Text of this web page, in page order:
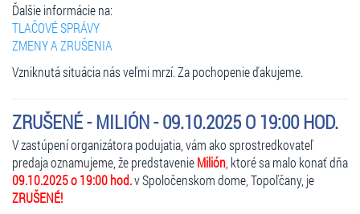
Ďalšie informácie na:
TLAČOVÉ SPRÁVY
ZMENY A ZRUŠENIA
Vzniknutá situácia nás veľmi mrzí. Za pochopenie ďakujeme.
ZRUŠENÉ - MILIÓN - 09.10.2025 O 19:00 HOD.
V zastúpení organizátora podujatia, vám ako sprostredkovateľ
predaja oznamujeme, že predstavenieMilión , ktoré sa malo konať dňa
09.10.2025 o 19:00 hod.v Spoločenskom dome, Topoľčany, je
ZRUŠENÉ!